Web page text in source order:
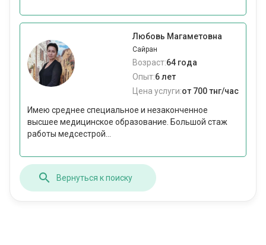
Любовь Магаметовна
Сайран
Возраст:64 года
Опыт:6 лет
Цена услуги:от 700 тнг/час
Имею среднее специальное и незаконченное
высшее медицинское образование. Большой стаж
работы медсестрой...
Вернуться к поиску